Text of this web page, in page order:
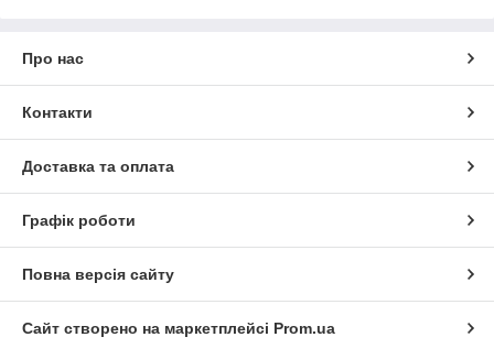
Про нас
Контакти
Доставка та оплата
Графік роботи
Повна версія сайту
Сайт створено на маркетплейсі Prom.ua